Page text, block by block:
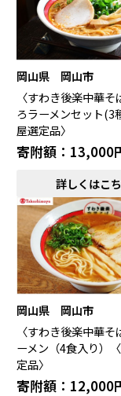
松阪市（三
多気町（三
湖南市（滋
東近江市（滋
与謝野町（
泉佐野市（
阪南市（大阪
神戸市（兵庫
三木市（兵庫
米子市（鳥
境港市（鳥
日吉津村（
南部町（鳥
日南町（鳥取
江府町（鳥取
大田市（島
岡山市（岡
岡山県 岡山市
〈すわき後楽中華
ろラーメンセット(3
屋選定品〉
寄附額：13,000
詳しくはこ
岡山県 岡山市
〈すわき後楽中華
ーメン（4食入り）
定品〉
寄附額：12,000